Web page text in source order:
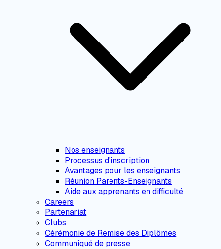
Nos enseignants
Processus d'inscription
Avantages pour les enseignants
Réunion Parents-Enseignants
Aide aux apprenants en difficulté
Careers
Partenariat
Clubs
Cérémonie de Remise des Diplômes
Communiqué de presse